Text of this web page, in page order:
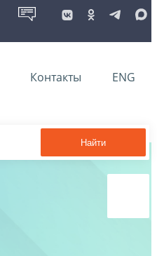
Контакты ENG
Найти